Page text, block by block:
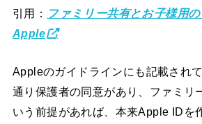
引用：
ファミリー共有とお子様用
Apple
Appleのガイドラインにも記載され
通り保護者の同意があり、ファミリ
いう前提があれば、本来Apple IDを